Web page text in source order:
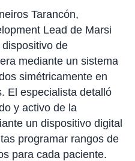
Tarancón,
Lead de Marsi
de
mediante un sistema
simétricamente en
El especialista detalló
y activo de la
un dispositivo digital
programar rangos de
para cada paciente.